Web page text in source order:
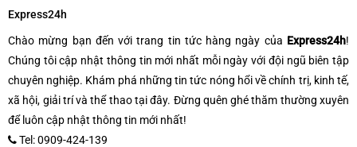
Express24h
Chào mừng bạn đến với trang tin tức hàng ngày của Express24h!
Chúng tôi cập nhật thông tin mới nhất mỗi ngày với đội ngũ biên tập
chuyên nghiệp. Khám phá những tin tức nóng hổi về chính trị, kinh tế,
xã hội, giải trí và thể thao tại đây. Đừng quên ghé thăm thường xuyên
để luôn cập nhật thông tin mới nhất!
Tel: 0909-424-139